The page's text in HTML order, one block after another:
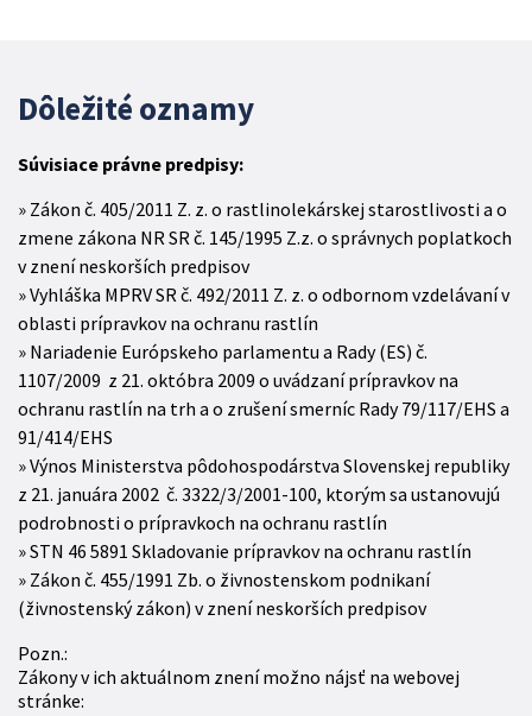
Dôležité oznamy
Súvisiace právne predpisy:
Zákon č. 405/2011 Z. z. o rastlinolekárskej starostlivosti a o
zmene zákona NR SR č. 145/1995 Z.z. o správnych poplatkoch
v znení neskorších predpisov
Vyhláška MPRV SR č. 492/2011 Z. z. o odbornom vzdelávaní v
oblasti prípravkov na ochranu rastlín
Nariadenie Európskeho parlamentu a Rady (ES) č.
1107/2009 z 21. októbra 2009 o uvádzaní prípravkov na
ochranu rastlín na trh a o zrušení smerníc Rady 79/117/EHS a
91/414/EHS
Výnos Ministerstva pôdohospodárstva Slovenskej republiky
z 21. januára 2002 č. 3322/3/2001-100, ktorým sa ustanovujú
podrobnosti o prípravkoch na ochranu rastlín
STN 46 5891 Skladovanie prípravkov na ochranu rastlín
Zákon č. 455/1991 Zb. o živnostenskom podnikaní
(živnostenský zákon) v znení neskorších predpisov
Pozn.:
Zákony v ich aktuálnom znení možno nájsť na webovej
stránke: